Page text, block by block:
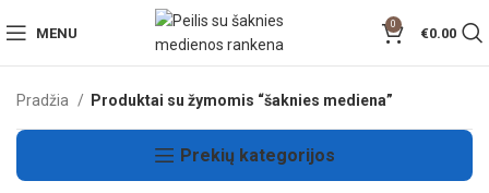
MENU
0
€0.00
Pradžia Produktai su žymomis “šaknies mediena”
Prekių kategorijos